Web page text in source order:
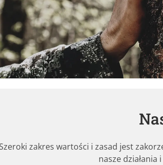
zakres wartości i zasad jest
nasze